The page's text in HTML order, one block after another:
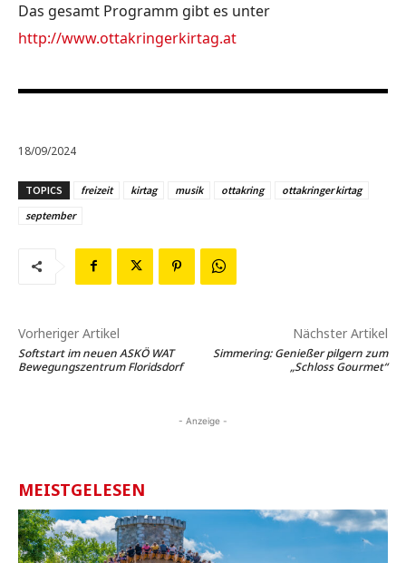
Das gesamt Programm gibt es unter
http://www.ottakringerkirtag.at
18/09/2024
TOPICS freizeit kirtag musik ottakring
ottakringer kirtag
september
Vorheriger Artikel
Softstart im neuen ASKÖ WAT
Bewegungszentrum Floridsdorf
Nächster Artikel
Simmering: Genießer pilgern zum
„Schloss Gourmet“
- Anzeige -
MEISTGELESEN